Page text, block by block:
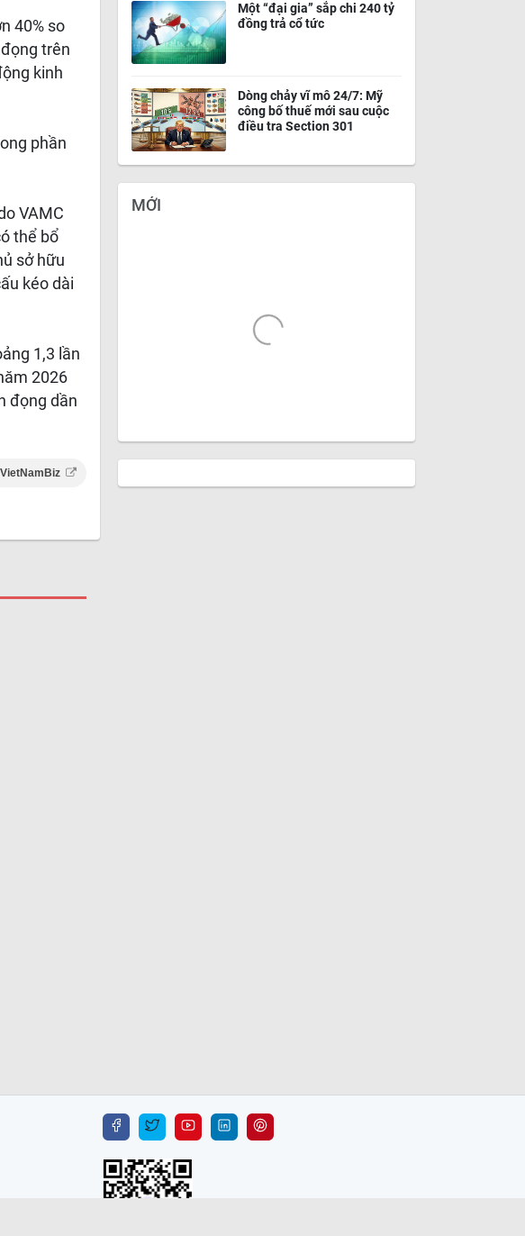
40% so
trên
kinh
phần
VAMC
thể bổ
sở hữu
kéo dài
1,3 lần
2026
đọng dần
VietNamBiz
Một “đại gia” sắp chi 240 tỷ
đồng trả cổ tức
Dòng chảy vĩ mô 24/7: Mỹ
công bố thuế mới sau cuộc
điều tra Section 301
MỚI